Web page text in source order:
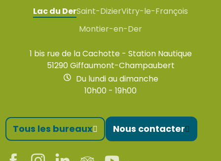
Lac du DerSaint-DizierVitry-le-François
Montier-en-Der
1 bis rue de la Cachotte - Station Nautique
51290 Giffaumont-Champaubert
Du lundi au dimanche
10h00 - 19h00
Tous les bureaux Nous contacter